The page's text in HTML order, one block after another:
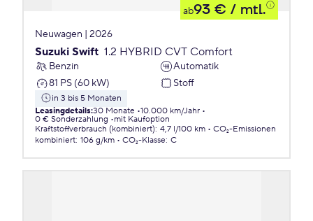
ab93 € / mtl.
Neuwagen | 2026
Suzuki Swift 1.2 HYBRID CVT Comfort
Benzin
Automatik
81 PS (60 kW)
Stoff
in 3 bis 5 Monaten
Leasingdetails:30 Monate 10.000 km/Jahr
0 € Sonderzahlung
mit Kaufoption
Kraftstoffverbrauch (kombiniert): 4,7 l/100 km
CO₂-Emissionen
kombiniert: 106 g/km CO₂-Klasse: C